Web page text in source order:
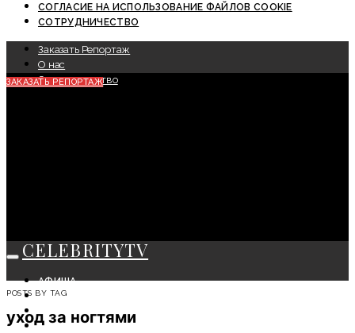
СОГЛАСИЕ НА ИСПОЛЬЗОВАНИЕ ФАЙЛОВ COOKIE
СОТРУДНИЧЕСТВО
Заказать Репортаж
О нас
Сотрудничество
ЗАКАЗАТЬ РЕПОРТАЖ
CELEBRITYTV
АФИША
СОБЫТИЯ
КРАСОТА
МОДА
POSTS BY TAG
уход за ногтями